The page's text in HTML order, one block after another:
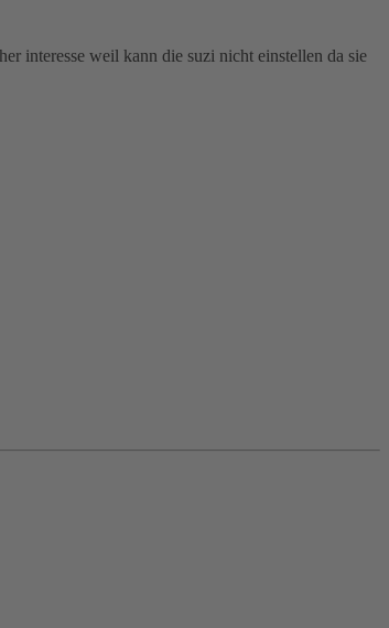
interesse weil kann die suzi nicht einstellen da sie